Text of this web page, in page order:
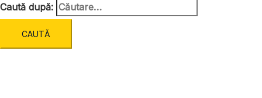
Caută după: